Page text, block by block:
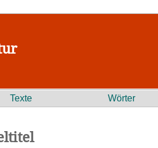
Texte Wörter